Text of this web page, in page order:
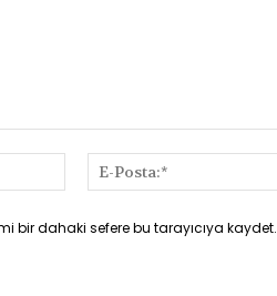
İsim:*
bir dahaki sefere bu tarayıcıya kaydet.